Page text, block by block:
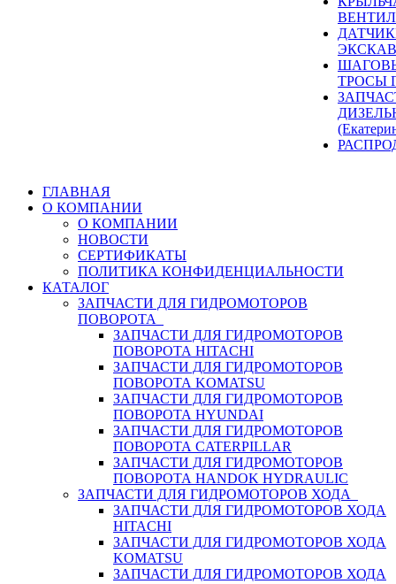
ТРОСЫ
ГЛАВНАЯ
О КОМПАНИИ
О КОМПАНИИ
НОВОСТИ
СЕРТИФИКАТЫ
ПОЛИТИКА КОНФИДЕНЦИАЛЬНОСТИ
КАТАЛОГ
ЗАПЧАСТИ ДЛЯ ГИДРОМОТОРОВ
ПОВОРОТА
ЗАПЧАСТИ ДЛЯ ГИДРОМОТОРОВ
ПОВОРОТА HITACHI
ЗАПЧАСТИ ДЛЯ ГИДРОМОТОРОВ
ПОВОРОТА KOMATSU
ЗАПЧАСТИ ДЛЯ ГИДРОМОТОРОВ
ПОВОРОТА HYUNDAI
ЗАПЧАСТИ ДЛЯ ГИДРОМОТОРОВ
ПОВОРОТА CATERPILLAR
ЗАПЧАСТИ ДЛЯ ГИДРОМОТОРОВ
ПОВОРОТА HANDOK HYDRAULIC
ЗАПЧАСТИ ДЛЯ ГИДРОМОТОРОВ ХОДА
ЗАПЧАСТИ ДЛЯ ГИДРОМОТОРОВ ХОДА
HITACHI
ЗАПЧАСТИ ДЛЯ ГИДРОМОТОРОВ ХОДА
KOMATSU
ЗАПЧАСТИ ДЛЯ ГИДРОМОТОРОВ ХОДА